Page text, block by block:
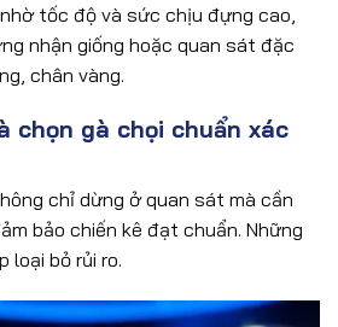
tốc độ và sức chịu đựng cao,
nhận giống hoặc quan sát đặc
chân vàng.
chọn gà chọi chuẩn xác
chỉ dừng ở quan sát mà cần
bảo chiến kê đạt chuẩn. Những
loại bỏ rủi ro.